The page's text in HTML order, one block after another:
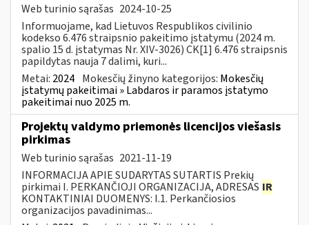
Web turinio sąrašas 2024-10-25
Informuojame, kad Lietuvos Respublikos civilinio
kodekso 6.476 straipsnio pakeitimo įstatymu (2024 m.
spalio 15 d. įstatymas Nr. XIV-3026) CK[1] 6.476 straipsnis
papildytas nauja 7 dalimi, kuri...
Metai: 2024 Mokesčių žinyno kategorijos: Mokesčių
įstatymų pakeitimai » Labdaros ir paramos įstatymo
pakeitimai nuo 2025 m.
Projektų valdymo priemonės licencijos viešasis
pirkimas
Web turinio sąrašas 2021-11-19
INFORMACIJA APIE SUDARYTAS SUTARTIS Prekių
pirkimai I. PERKANČIOJI ORGANIZACIJA, ADRESAS IR
KONTAKTINIAI DUOMENYS: I.1. Perkančiosios
organizacijos pavadinimas...